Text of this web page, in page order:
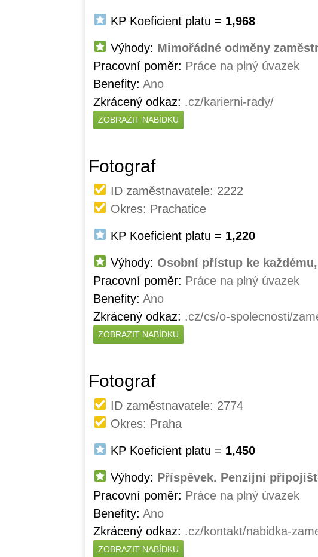
KP Koeficient platu = 1,968
Výhody: Mimořádné odměny
Pracovní poměr: Práce na plný úvazek
Benefity: Ano
Zkrácený odkaz: .cz/karierni-rady/
ZOBRAZIT NABÍDKU
Fotograf
ID zaměstnavatele: 2222
Okres: Prachatice
KP Koeficient platu = 1,220
Výhody: Osobní přístup ke
Pracovní poměr: Práce na plný úvazek
Benefity: Ano
Zkrácený odkaz: .cz/cs/o-spolecnosti/
ZOBRAZIT NABÍDKU
Fotograf
ID zaměstnavatele: 2774
Okres: Praha
KP Koeficient platu = 1,450
Výhody: Příspěvek. Penzijní
Pracovní poměr: Práce na plný úvazek
Benefity: Ano
Zkrácený odkaz: .cz/kontakt/nabidka-
ZOBRAZIT NABÍDKU